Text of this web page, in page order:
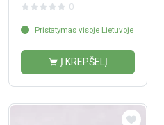
0
Pristatymas visoje Lietuvoje
Į KREPŠELĮ